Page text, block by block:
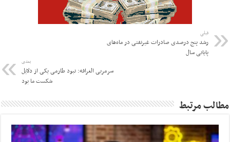
قبلی
رشد پنج درصدی صادرات غیرنفتی در ماه‌های
پایانی سال
بعدی
سرمربی الغرافه: نبود طارمی یکی از دلایل
شکست ما بود
مطالب مرتبط